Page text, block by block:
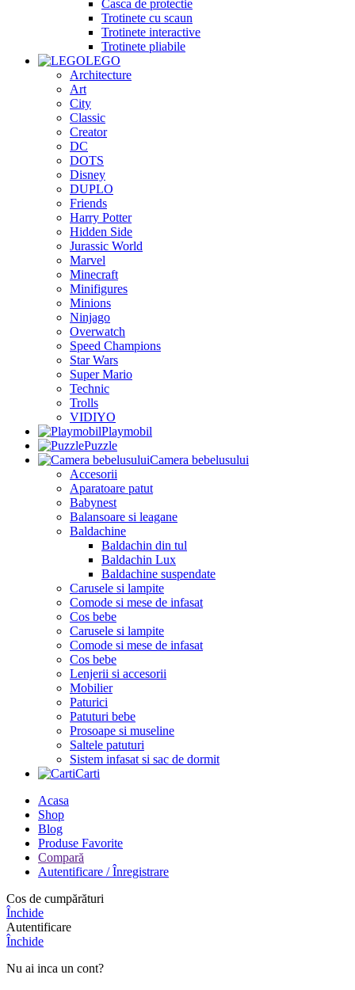
Casca de protectie
Trotinete cu scaun
Trotinete interactive
Trotinete pliabile
LEGO
Architecture
Art
City
Classic
Creator
DC
DOTS
Disney
DUPLO
Friends
Harry Potter
Hidden Side
Jurassic World
Marvel
Minecraft
Minifigures
Minions
Ninjago
Overwatch
Speed Champions
Star Wars
Super Mario
Technic
Trolls
VIDIYO
Playmobil
Puzzle
Camera bebelusului
Accesorii
Aparatoare patut
Babynest
Balansoare si leagane
Baldachine
Baldachin din tul
Baldachin Lux
Baldachine suspendate
Carusele si lampite
Comode si mese de infasat
Cos bebe
Carusele si lampite
Comode si mese de infasat
Cos bebe
Lenjerii si accesorii
Mobilier
Paturici
Patuturi bebe
Prosoape si museline
Saltele patuturi
Sistem infasat si sac de dormit
Carti
Acasa
Shop
Blog
Produse Favorite
Compară
Autentificare / Înregistrare
Cos de cumpărături
Închide
Autentificare
Închide
Nu ai inca un cont?